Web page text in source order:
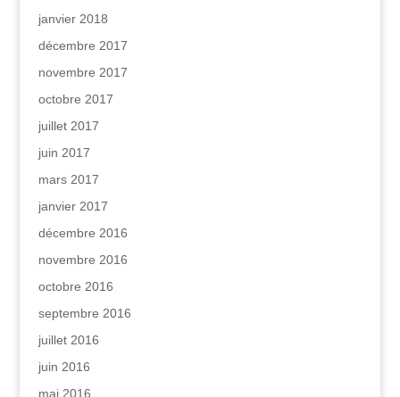
janvier 2018
décembre 2017
novembre 2017
octobre 2017
juillet 2017
juin 2017
mars 2017
janvier 2017
décembre 2016
novembre 2016
octobre 2016
septembre 2016
juillet 2016
juin 2016
mai 2016